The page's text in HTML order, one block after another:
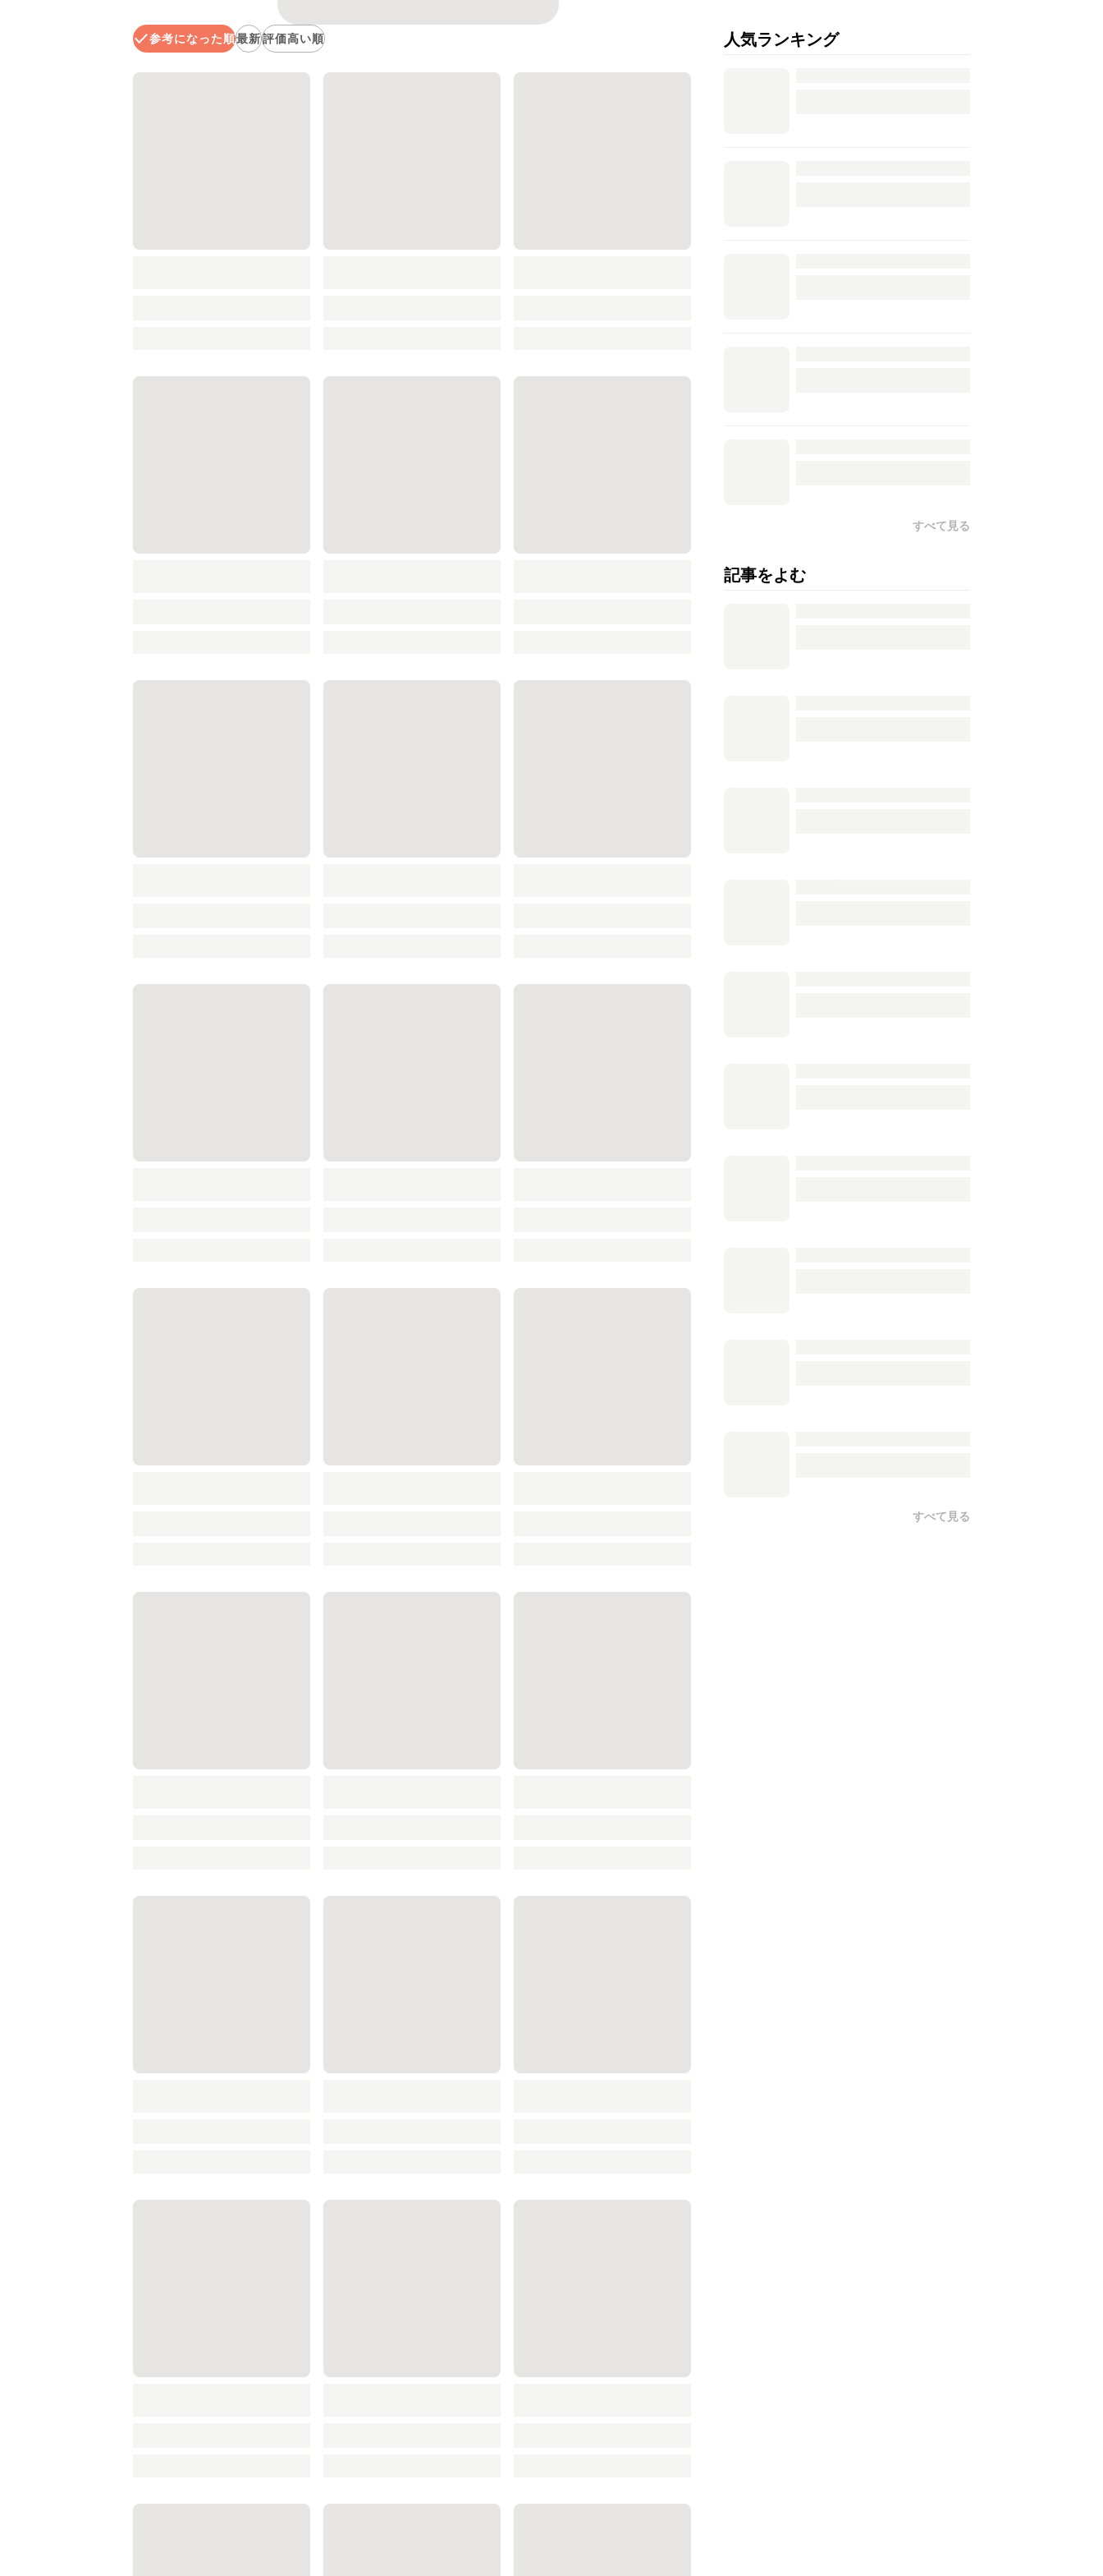
参考になった順最新評価高い順 人気ランキング
すべて見る
記事をよむ
すべて見る